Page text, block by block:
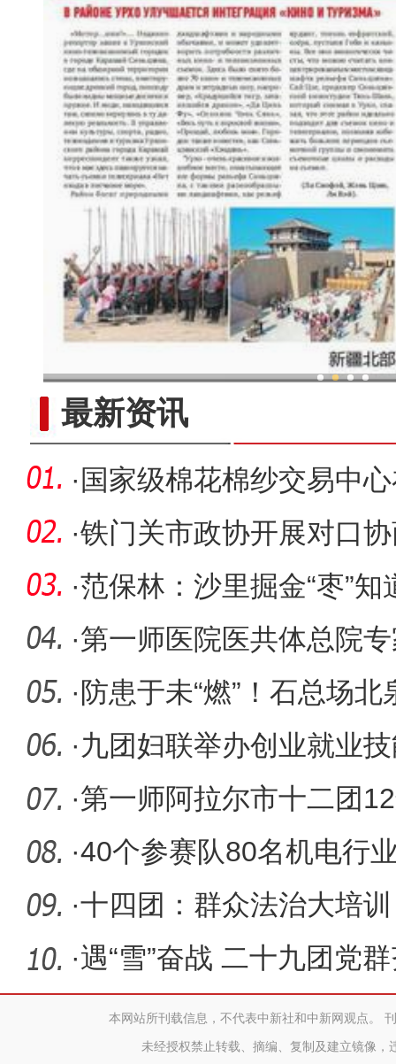
最新资讯
· 国家级棉花棉纱交易中
立
·铁门关市政协开展对口
系建设提
·范保林：沙里掘金“枣”知
·第一师医院医共体总院
心
·防患于未“燃”！石总场
业安
·九团妇联举办创业就业
·第一师阿拉尔市十二团
·40个参赛队80名机电行
·十四团：群众法治大培
·遇“雪”奋战 二十九团党
工作本网站所刊载信息，不代表中新社和中新网观点。
未经授权禁止转载、摘编、复制及建立镜像，